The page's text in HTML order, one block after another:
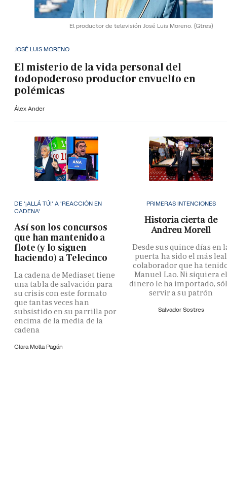
El productor de televisión José Luis Moreno. (Gtres)
JOSÉ LUIS MORENO
El misterio de la vida personal del
todopoderoso productor envuelto en
polémicas
Álex Ander
DE '¡ALLÁ TÚ!' A 'REACCIÓN EN
CADENA'
Así son los concursos
que han mantenido a
flote (y lo siguen
haciendo) a Telecinco
La cadena de Mediaset tiene
una tabla de salvación para
su crisis con este formato
que tantas veces han
subsistido en su parrilla por
encima de la media de la
cadena
Clara Molla Pagán
PRIMERAS INTENCIONES
Historia cierta de
Andreu Morell
Desde sus quince días en
puerta ha sido el más leal
colaborador que ha
Manuel Lao. Ni siquiera
dinero le ha importado,
servir a su patrón
Salvador Sostres